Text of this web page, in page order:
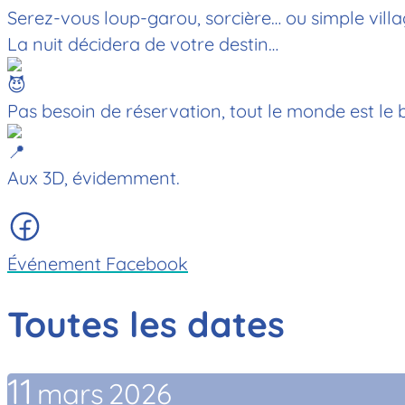
Serez-vous loup-garou, sorcière… ou simple
La nuit décidera de votre destin…
Pas besoin de réservation, tout le monde est le
Aux 3D, évidemment.
Événement Facebook
Toutes les dates
11 mars 2026